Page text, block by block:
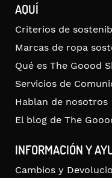
AQUÍ
Criterios de
Marcas de ropa
Qué es The Goood
Servicios de
Hablan de nosotros
El blog de The
INFORMACIÓN Y
Cambios y